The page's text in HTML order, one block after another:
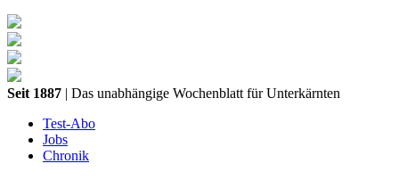
Seit 1887 | Das unabhängige Wochenblatt für Unterkärnten
Test-Abo
Jobs
Chronik